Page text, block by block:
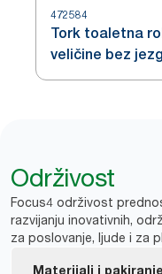
472584
Tork toaletna
veličine bez
Održivost
Focus4 održivost
razvijanju inovativnih,
za poslovanje, ljude i za
Materijali i pakiranje